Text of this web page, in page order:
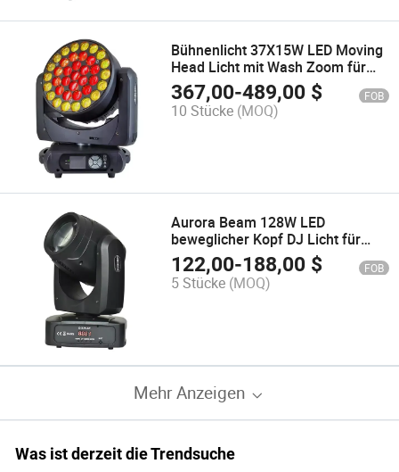
Bühnenlicht 37X15W LED Moving
Head Licht mit Wash Zoom für
Party
367,00-489,00 $ FOB
10 Stücke (MOQ)
Aurora Beam 128W LED
beweglicher Kopf DJ Licht für
Party Nachtclub Bar
122,00-188,00 $ FOB
5 Stücke (MOQ)
Mehr Anzeigen
Was ist derzeit die Trendsuche